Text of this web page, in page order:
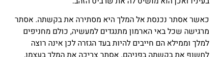
כאשר אסתר נכנסת אל המלך היא מסתירה את בקשתה. אסתר
מרגישה שכל באי הארמון מתנגדים למעשיה, כולם מחניפים
למלך וממילא הם חייבים להיות בעד הגזרה לכן אינה רוצה